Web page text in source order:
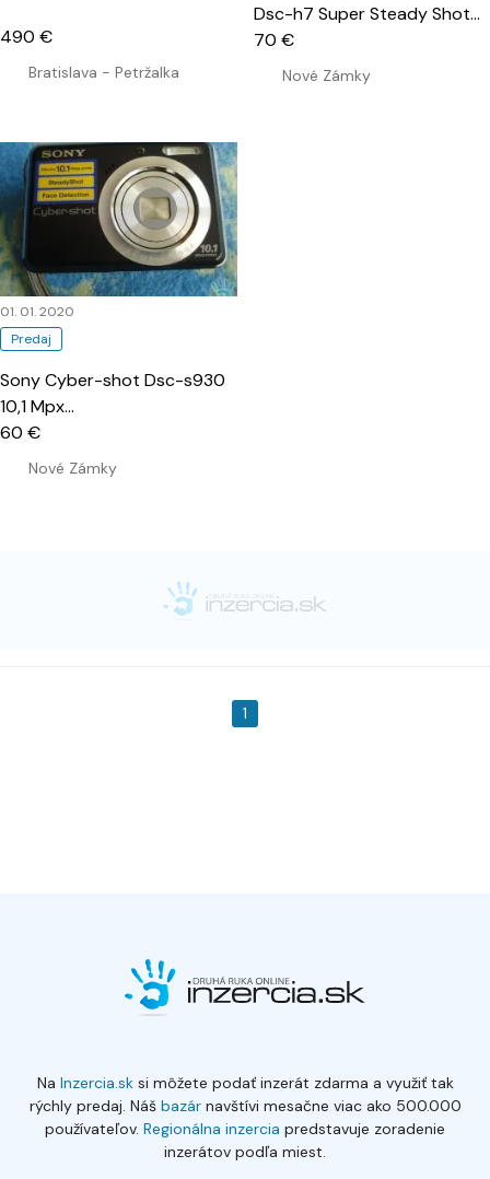
Bratislava - Petržalka
490 €
Dsc-h7 Super Steady Shot…
Nové Zámky
70 €
Predaj
01. 01. 2020
Sony Cyber-shot Dsc-s930
10,1 Mpx…
Nové Zámky
60 €
1
Na Inzercia.sksi môžete podať inzerát zdarma a využiť tak
rýchly predaj. Náš bazárnavštívi mesačne viac ako 500.000
používateľov. Regionálna inzercia predstavuje zoradenie
inzerátov podľa miest.